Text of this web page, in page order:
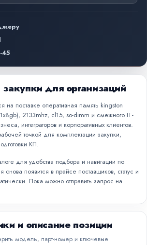
45
для организаций
поставке оперативная память kingston
2133mhz, cl15, so-dimm и смежного IT-
интеграторов и корпоративных клиентов.
точкой для комплектации закупки,
КП.
для удобства подбора и навигации по
снова появится в прайсе поставщиков, статус и
Пока можно отправить запрос на
и описание позиции
модель, парт-номер и ключевые